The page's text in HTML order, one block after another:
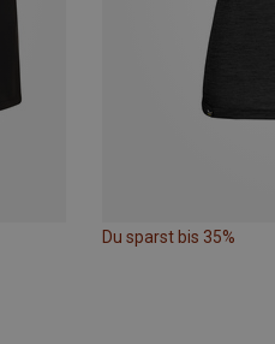
Du sparst bis 35%